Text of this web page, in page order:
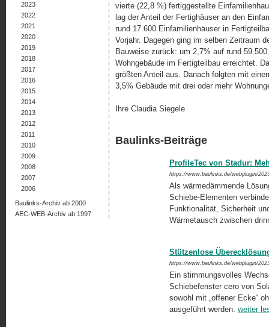
vierte (22,8 %) fertiggestellte
lag der Anteil der Fertighäuser an den
rund 17.600 Einfamilienhäuser in
Vorjahr. Dagegen ging im selben Zeitraum
Bauweise zurück: um 2,7% auf rund
Wohngebäude im Fertigteilbau erreichtet.
größten Anteil aus. Danach folgten mit
3,5% Gebäude mit drei oder mehr
Ihre Claudia Siegele
Baulinks-Beiträge
ProfileTec von Stadur:
https://www.baulinks.de/webplugin/
Als wärmedämmende
Schiebe-Elementen
Funktionalität, Sicherheit
Wärmetausch zwischen
Stützenlose
https://www.baulinks.de/webplugin/
Ein stimmungsvolles
Schiebefenster cero von
sowohl mit „offener Ecke“
ausgeführt werden. weiter
2023
2022
2021
2020
2019
2018
2017
2016
2015
2014
2013
2012
2011
2010
2009
2008
2007
2006
Baulinks-Archiv ab 2000
AEC-WEB-Archiv ab 1997